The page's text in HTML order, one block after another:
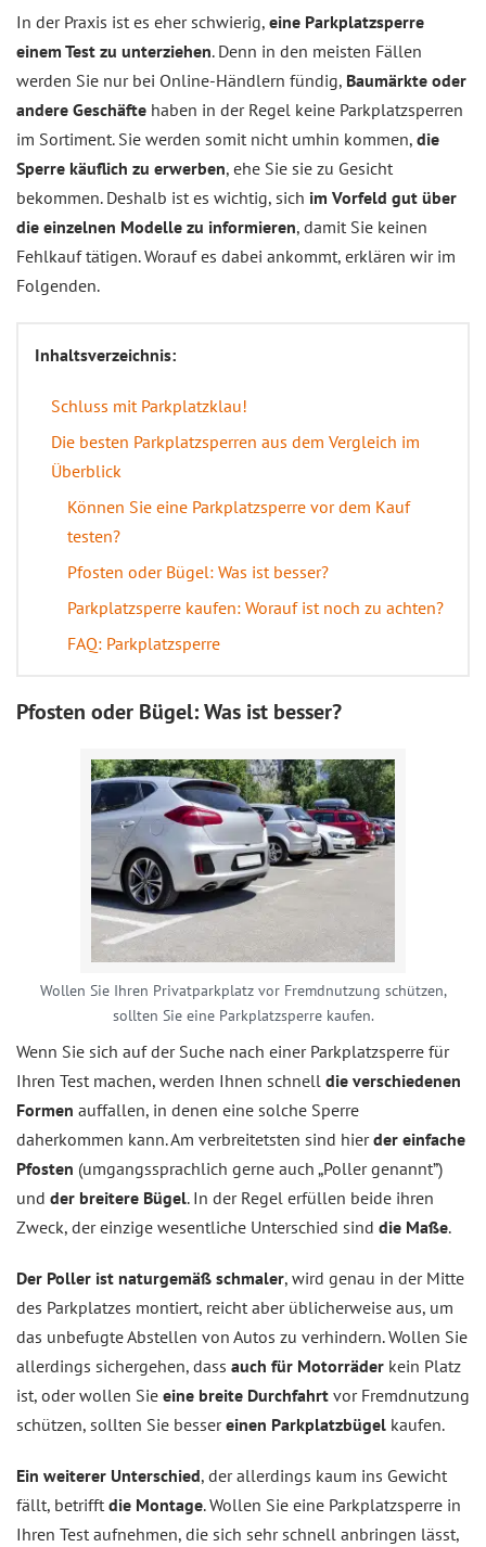
In der Praxis ist es eher schwierig, eine Parkplatzsperre
einem Test zu unterziehen. Denn in den meisten Fällen
werden Sie nur bei Online-Händlern fündig, Baumärkte oder
andere Geschäfte haben in der Regel keine Parkplatzsperren
im Sortiment. Sie werden somit nicht umhin kommen, die
Sperre käuflich zu erwerben, ehe Sie sie zu Gesicht
bekommen. Deshalb ist es wichtig, sich im Vorfeld gut über
die einzelnen Modelle zu informieren, damit Sie keinen
Fehlkauf tätigen. Worauf es dabei ankommt, erklären wir im
Folgenden.
Inhaltsverzeichnis:
Schluss mit Parkplatzklau!
Die besten Parkplatzsperren aus dem Vergleich im
Überblick
Können Sie eine Parkplatzsperre vor dem Kauf
testen?
Pfosten oder Bügel: Was ist besser?
Parkplatzsperre kaufen: Worauf ist noch zu achten?
FAQ: Parkplatzsperre
Pfosten oder Bügel: Was ist besser?
Wollen Sie Ihren Privatparkplatz vor Fremdnutzung schützen,
sollten Sie eine Parkplatzsperre kaufen.
Wenn Sie sich auf der Suche nach einer Parkplatzsperre für
Ihren Test machen, werden Ihnen schnell die verschiedenen
Formen auffallen, in denen eine solche Sperre
daherkommen kann. Am verbreitetsten sind hierder einfache
Pfosten (umgangssprachlich gerne auch „Poller genannt”)
und der breitere Bügel. In der Regel erfüllen beide ihren
Zweck, der einzige wesentliche Unterschied sind die Maße.
Der Poller ist naturgemäß schmaler, wird genau in der Mitte
des Parkplatzes montiert, reicht aber üblicherweise aus, um
das unbefugte Abstellen von Autos zu verhindern. Wollen Sie
allerdings sichergehen, dass auch für Motorräder kein Platz
ist, oder wollen Sie eine breite Durchfahrt vor Fremdnutzung
schützen, sollten Sie bessereinen Parkplatzbügel kaufen.
Ein weiterer Unterschied, der allerdings kaum ins Gewicht
fällt, betrifft die Montage. Wollen Sie eine Parkplatzsperre in
Ihren Test aufnehmen, die sich sehr schnell anbringen lässt,